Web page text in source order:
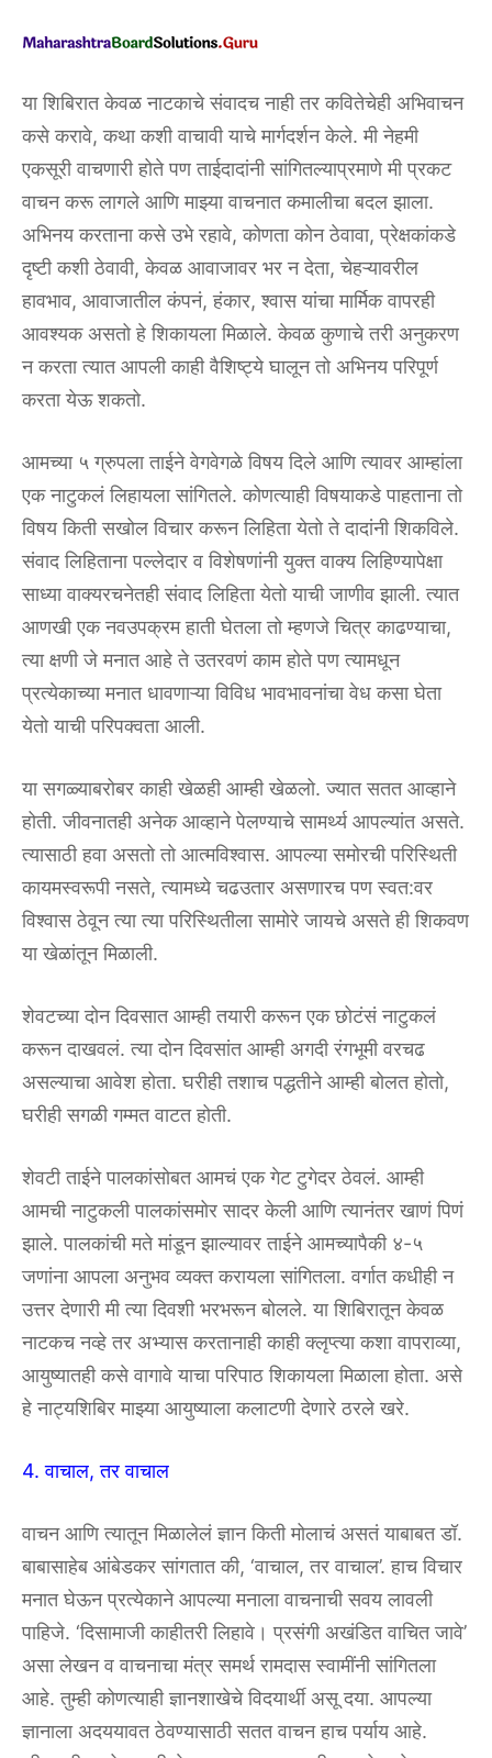
या शिबिरात केवळ नाटकाचे संवादच नाही तर कवितेचेही अभिवाचन
कसे करावे, कथा कशी वाचावी याचे मार्गदर्शन केले. मी नेहमी
एकसूरी वाचणारी होते पण ताईदादांनी सांगितल्याप्रमाणे मी प्रकट
वाचन करू लागले आणि माझ्या वाचनात कमालीचा बदल झाला.
अभिनय करताना कसे उभे रहावे, कोणता कोन ठेवावा, प्रेक्षकांकडे
दृष्टी कशी ठेवावी, केवळ आवाजावर भर न देता, चेहऱ्यावरील
हावभाव, आवाजातील कंपनं, हंकार, श्वास यांचा मार्मिक वापरही
आवश्यक असतो हे शिकायला मिळाले. केवळ कुणाचे तरी अनुकरण
न करता त्यात आपली काही वैशिष्ट्ये घालून तो अभिनय परिपूर्ण
करता येऊ शकतो.
आमच्या ५ ग्रुपला ताईने वेगवेगळे विषय दिले आणि त्यावर आम्हांला
एक नाटुकलं लिहायला सांगितले. कोणत्याही विषयाकडे पाहताना तो
विषय किती सखोल विचार करून लिहिता येतो ते दादांनी शिकविले.
संवाद लिहिताना पल्लेदार व विशेषणांनी युक्त वाक्य लिहिण्यापेक्षा
साध्या वाक्यरचनेतही संवाद लिहिता येतो याची जाणीव झाली. त्यात
आणखी एक नवउपक्रम हाती घेतला तो म्हणजे चित्र काढण्याचा,
त्या क्षणी जे मनात आहे ते उतरवणं काम होते पण त्यामधून
प्रत्येकाच्या मनात धावणाऱ्या विविध भावभावनांचा वेध कसा घेता
येतो याची परिपक्वता आली.
या सगळ्याबरोबर काही खेळही आम्ही खेळलो. ज्यात सतत आव्हाने
होती. जीवनातही अनेक आव्हाने पेलण्याचे सामर्थ्य आपल्यांत असते.
त्यासाठी हवा असतो तो आत्मविश्वास. आपल्या समोरची परिस्थिती
कायमस्वरूपी नसते, त्यामध्ये चढउतार असणारच पण स्वत:वर
विश्वास ठेवून त्या त्या परिस्थितीला सामोरे जायचे असते ही शिकवण
या खेळांतून मिळाली.
शेवटच्या दोन दिवसात आम्ही तयारी करून एक छोटंसं नाटुकलं
करून दाखवलं. त्या दोन दिवसांत आम्ही अगदी रंगभूमी वरचढ
असल्याचा आवेश होता. घरीही तशाच पद्धतीने आम्ही बोलत होतो,
घरीही सगळी गम्मत वाटत होती.
शेवटी ताईने पालकांसोबत आमचं एक गेट टुगेदर ठेवलं. आम्ही
आमची नाटुकली पालकांसमोर सादर केली आणि त्यानंतर खाणं पिणं
झाले. पालकांची मते मांडून झाल्यावर ताईने आमच्यापैकी ४-५
जणांना आपला अनुभव व्यक्त करायला सांगितला. वर्गात कधीही न
उत्तर देणारी मी त्या दिवशी भरभरून बोलले. या शिबिरातून केवळ
नाटकच नव्हे तर अभ्यास करतानाही काही क्लृप्त्या कशा वापराव्या,
आयुष्यातही कसे वागावे याचा परिपाठ शिकायला मिळाला होता. असे
हे नाट्यशिबिर माझ्या आयुष्याला कलाटणी देणारे ठरले खरे.
4. वाचाल, तर वाचाल
वाचन आणि त्यातून मिळालेलं ज्ञान किती मोलाचं असतं याबाबत डॉ.
बाबासाहेब आंबेडकर सांगतात की, ‘वाचाल, तर वाचाल’. हाच विचार
मनात घेऊन प्रत्येकाने आपल्या मनाला वाचनाची सवय लावली
पाहिजे. ‘दिसामाजी काहीतरी लिहावे। प्रसंगी अखंडित वाचित जावे’
असा लेखन व वाचनाचा मंत्र समर्थ रामदास स्वामींनी सांगितला
आहे. तुम्ही कोणत्याही ज्ञानशाखेचे विदयार्थी असू दया. आपल्या
ज्ञानाला अदययावत ठेवण्यासाठी सतत वाचन हाच पर्याय आहे.